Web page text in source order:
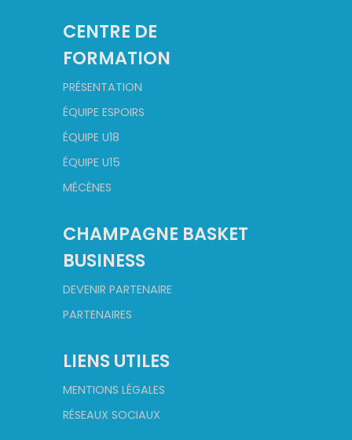
CENTRE DE
FORMATION
PRÉSENTATION
ÉQUIPE ESPOIRS
ÉQUIPE U18
ÉQUIPE U15
MÉCÈNES
CHAMPAGNE BASKET
BUSINESS
DEVENIR PARTENAIRE
PARTENAIRES
LIENS UTILES
MENTIONS LÉGALES
RÉSEAUX SOCIAUX